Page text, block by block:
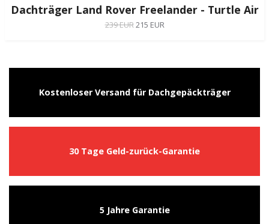
Dachträger Land Rover Freelander - Turtle Air
239 EUR215 EUR
Kostenloser Versand für Dachgepäckträger
30 Tage Geld-zurück-Garantie
5 Jahre Garantie